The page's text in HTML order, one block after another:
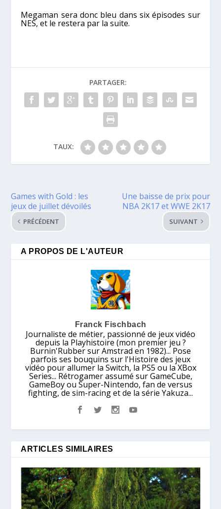
Megaman sera donc bleu dans six épisodes sur
NES, et le restera par la suite.
PARTAGER:
TAUX:
Games with Gold : les
jeux de juillet dévoilés
PRÉCÉDENT
Une baisse de prix pour
NBA 2K17 et WWE 2K17
SUIVANT
A PROPOS DE L'AUTEUR
Franck Fischbach
Journaliste de métier, passionné de jeux vidéo
depuis la Playhistoire (mon premier jeu ?
Burnin'Rubber sur Amstrad en 1982)... Pose
parfois ses bouquins sur l'Histoire des jeux
vidéo pour allumer la Switch, la PS5 ou la XBox
Series... Rétrogamer assumé sur GameCube,
GameBoy ou Super-Nintendo, fan de versus
fighting, de sim-racing et de la série Yakuza...
ARTICLES SIMILAIRES